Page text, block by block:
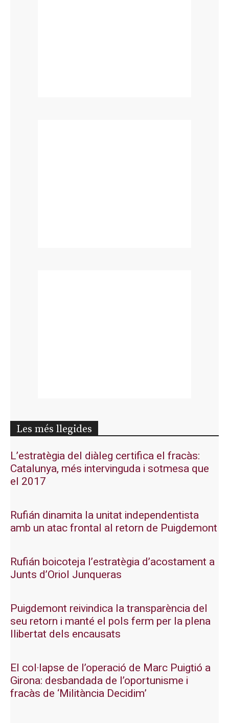
Les més llegides
L’estratègia del diàleg certifica el fracàs:
Catalunya, més intervinguda i sotmesa que
el 2017
Rufián dinamita la unitat independentista
amb un atac frontal al retorn de Puigdemont
Rufián boicoteja l’estratègia d’acostament a
Junts d’Oriol Junqueras
Puigdemont reivindica la transparència del
seu retorn i manté el pols ferm per la plena
llibertat dels encausats
El col·lapse de l’operació de Marc Puigtió a
Girona: desbandada de l’oportunisme i
fracàs de ‘Militància Decidim’